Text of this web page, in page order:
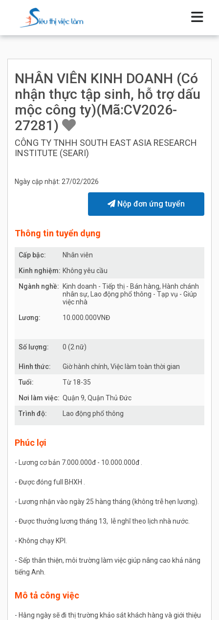
NHÂN VIÊN KINH DOANH (Có
nhận thực tập sinh, hỗ trợ dấu
mộc công ty)(Mã:CV2026-
27281)
CÔNG TY TNHH SOUTH EAST ASIA RESEARCH
INSTITUTE (SEARI)
Ngày cập nhật: 27/02/2026
Nộp đơn ứng tuyển
Thông tin tuyển dụng
Cấp bậc:
Nhân viên
Kinh nghiệm: Không yêu cầu
Ngành nghề:
Kinh doanh - Tiếp thị - Bán hàng, Hành chánh
nhân sự, Lao động phổ thông - Tạp vụ - Giúp
việc nhà
Lương:
10.000.000VNĐ
Số lượng: 0 (2 nữ)
Hình thức:
Giờ hành chính, Việc làm toàn thời gian
Tuổi:
Từ 18-35
Nơi làm việc: Quận 9, Quận Thủ Đức
Trình độ:
Lao động phổ thông
Phúc lợi
- Lương cơ bản 7.000.000đ - 10.000.000đ .
- Được đóng full BHXH .
- Lương nhận vào ngày 25 hàng tháng (không trễ hẹn lương).
- Được thưởng lương tháng 13, lễ nghĩ theo lịch nhà nước.
- Không chạy KPI.
- Sếp thân thiện, môi trường làm việc giúp nâng cao khả năng
tiếng Anh.
Mô tả công việc
- Hằng ngày sẽ đi thị trường khảo sát khách hàng và giới thiệu